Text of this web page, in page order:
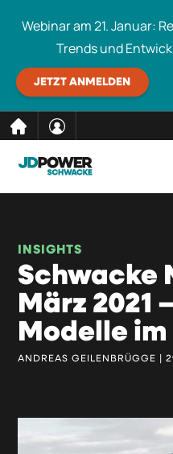
Inhalt
Webinar am 21. Januar:
Trends und
JETZT ANMELDEN
INSIGHTS
Schwacke
März 2021
Modelle im
ANDREAS GEILENBRÜGGE |